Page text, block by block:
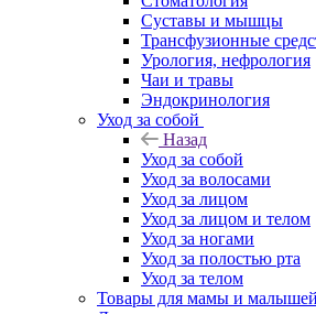
Суставы и мышцы
Трансфузионные
Урология, нефрология
Чаи и травы
Эндокринология
Уход за собой
Назад
Уход за собой
Уход за волосами
Уход за лицом
Уход за лицом и телом
Уход за ногами
Уход за полостью рта
Уход за телом
Товары для мамы и малышей